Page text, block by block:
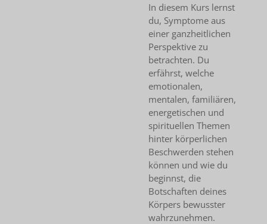
In diesem Kurs lernst
du, Symptome aus
einer ganzheitlichen
Perspektive zu
betrachten. Du
erfährst, welche
emotionalen,
mentalen, familiären,
energetischen und
spirituellen Themen
hinter körperlichen
Beschwerden stehen
können und wie du
beginnst, die
Botschaften deines
Körpers bewusster
wahrzunehmen.